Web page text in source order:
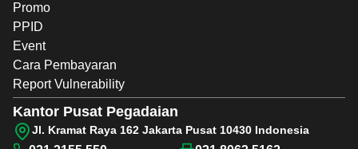
Promo
PPID
Event
Cara Pembayaran
Report Vulnerability
Kantor Pusat Pegadaian
Jl. Kramat Raya 162 Jakarta Pusat 10430 Indonesia